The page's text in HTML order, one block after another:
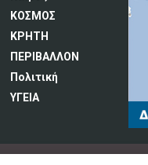
ΚΟΣΜΟΣ
ΚΡΗΤΗ
ΠΕΡΙΒΑΛΛΟΝ
Πολιτική
ΥΓΕΙΑ